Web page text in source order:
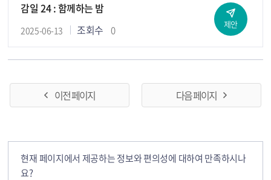
제안
감일 24 : 함께하는 밤
2025-06-13 조회수 0
이전 페이지 다음 페이지
현재 페이지에서 제공하는 정보와 편의성에 대하여 만족하시나
요?